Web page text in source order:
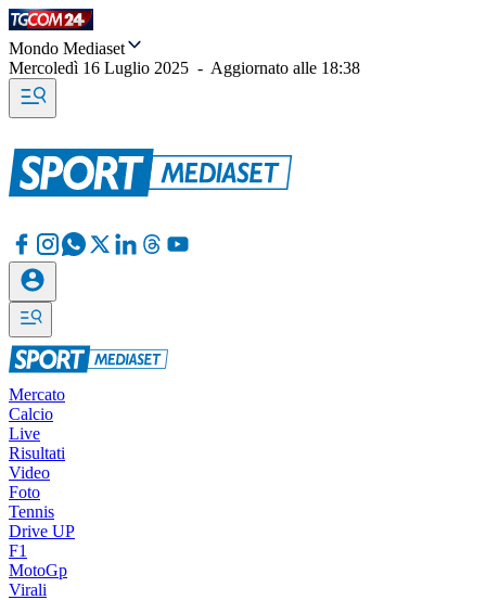
Mondo Mediaset
Mercoledì 16 Luglio 2025 - Aggiornato alle 18:38
Mercato
Calcio
Live
Risultati
Video
Foto
Tennis
Drive UP
F1
MotoGp
Virali